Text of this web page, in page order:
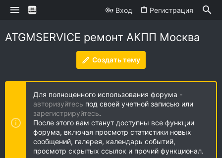
Вход Регистрация
ATGMSERVICE ремонт АКПП Москва
Создать тему
Для полноценного использования форума -
авторизуйтесь под своей учетной записью или
зарегистрируйтесь.
После этого вам станут доступны все функции
форума, включая просмотр статистики новых
сообщений, галерея, календарь событий,
просмотр скрытых ссылок и прочий функционал.